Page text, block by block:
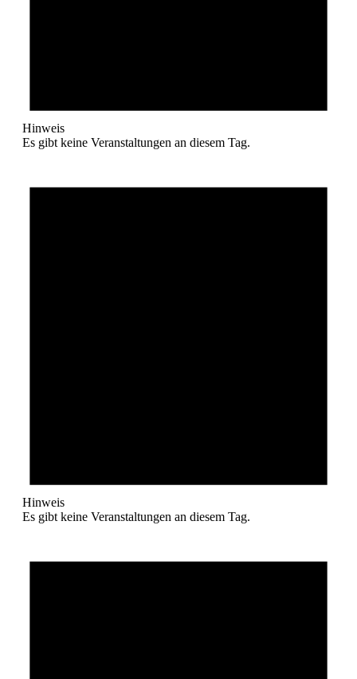
Hinweis
Es gibt keine Veranstaltungen an diesem Tag.
Hinweis
Es gibt keine Veranstaltungen an diesem Tag.